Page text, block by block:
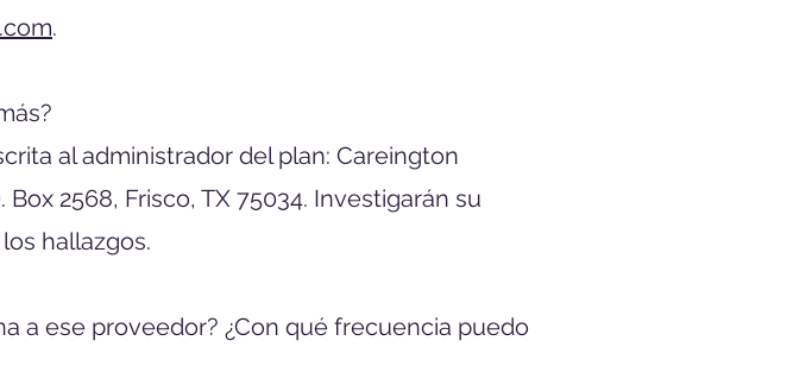
.
al administrador del plan: Careington
2568, Frisco, TX 75034. Investigarán su
hallazgos.
a ese proveedor? ¿Con qué frecuencia puedo